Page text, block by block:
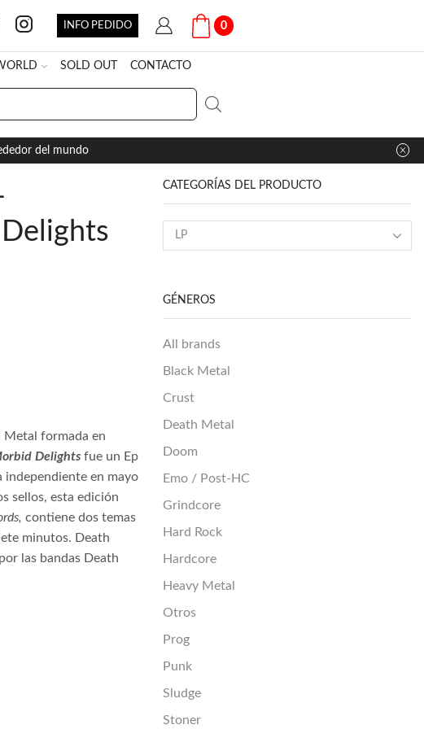
INFO PEDIDO 0
SOLD OUT CONTACTO
del mundo
Metal formada en
Delights fue un Ep
independiente en mayo
sellos, esta edición
contiene dos temas
minutos. Death
las bandas Death
CATEGORÍAS DEL PRODUCTO
GÉNEROS
All brands
Black Metal
Crust
Death Metal
Doom
Emo / Post-HC
Grindcore
Hard Rock
Hardcore
Heavy Metal
Otros
Prog
Punk
Sludge
Stoner